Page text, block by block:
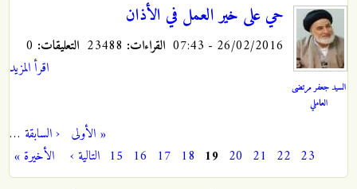
السيد جعفر مرتضى
العاملي
حي على خير العمل في الأذان
26/02/2016 - 07:43 القراءات: التعليقات:
اقرأ المزيد
الصفحات « الأولى ‹ السابقة …
15 16 17 18 19 20 21 22 23 التالية › الأخيرة »